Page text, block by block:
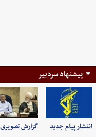
پیشنهاد سردبیر
انتشار پیام جدید
گزارش تصویری